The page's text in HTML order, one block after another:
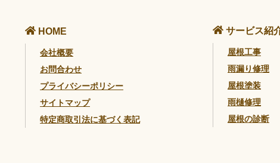
HOME
会社概要
お問合わせ
プライバシーポリシー
サイトマップ
特定商取引法に基づく表記
サービス紹
屋根工事
雨漏り修理
屋根塗装
雨樋修理
屋根の診断